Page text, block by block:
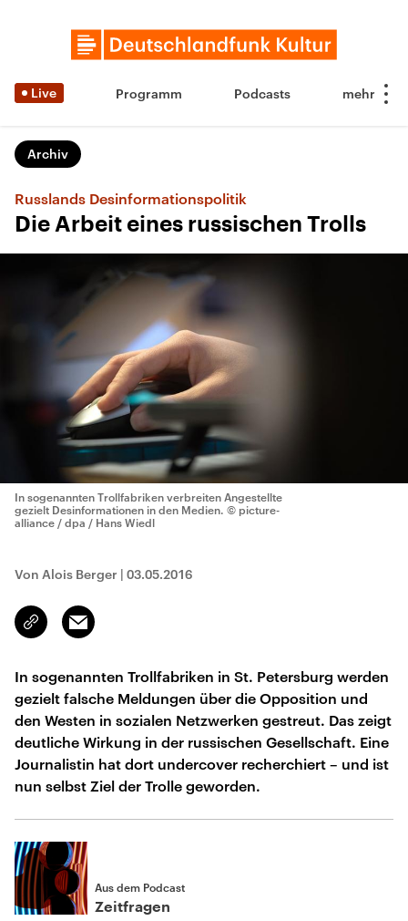
Live Programm Podcasts
Archiv
Russlands Desinformationspolitik
Die Arbeit eines russischen Trolls
In sogenannten Trollfabriken verbreiten Angestellte
gezielt Desinformationen in den Medien. © picture-
alliance / dpa / Hans Wiedl
Von Alois Berger | 03.05.2016
Link
kopieren/teilen
Email
In sogenannten Trollfabriken in St. Petersburg werden
gezielt falsche Meldungen über die Opposition und
den Westen in sozialen Netzwerken gestreut. Das zeigt
deutliche Wirkung in der russischen Gesellschaft. Eine
Journalistin hat dort undercover recherchiert – und ist
nun selbst Ziel der Trolle geworden.
Aus dem Podcast
Zeitfragen